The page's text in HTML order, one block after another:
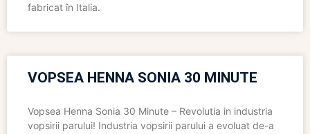
fabricat în Italia.
VOPSEA HENNA SONIA 30 MINUTE
Vopsea Henna Sonia 30 Minute – Revolutia in industria
vopsirii parului! Industria vopsirii parului a evoluat de-a